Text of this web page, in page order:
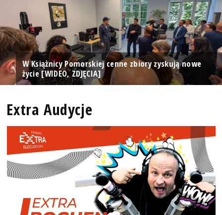
W Książnicy Pomorskiej cenne zbiory zyskują nowe
życie [WIDEO, ZDJĘCIA]
Extra Audycje